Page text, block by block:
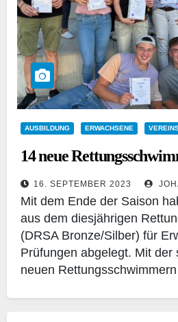
AUSBILDUNG ERWACHSENE
14 neue
16. SEPTEMBER 2023
Mit dem Ende der Saison
aus dem diesjährigen
(DRSA Bronze/Silber) für
Prüfungen abgelegt. Mit der
neuen